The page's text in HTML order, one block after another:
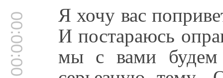
00:00:00 Я хочу вас
И постараюсь
мы с вами будем